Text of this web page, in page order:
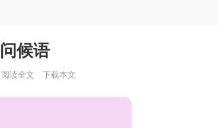
候语
阅读全文 下载本文